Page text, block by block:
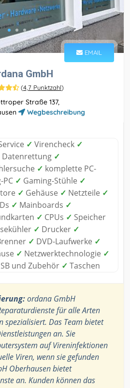
EMAIL
GmbH
(4,7 Punktzahl)
Straße 137,
Wegbeschreibung
✓ Virencheck ✓
Datenrettung ✓
✓ komplette PC-
PC ✓ Gaming-Stühle ✓
✓ Gehäuse ✓ Netzteile ✓
✓ Mainboards ✓
✓ CPUs ✓ Speicher
✓ Drucker ✓
✓ DVD-Laufwerke ✓
✓ Netzwerktechnologie ✓
und Zubehör ✓ Taschen
ordana GmbH
für alle Arten
spezialisiert. Das Team bietet
an. Sie
auf Vireninfektionen
Viren, wenn sie gefunden
Oberhausen bietet
an. Kunden können das